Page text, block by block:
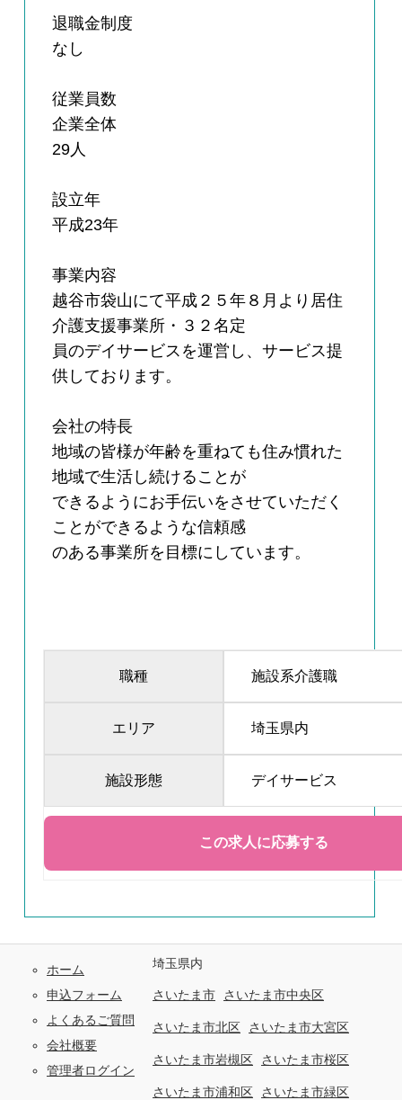
退職金制度
なし
従業員数
企業全体
29人
設立年
平成23年
事業内容
越谷市袋山にて平成２５年８月より居住
介護支援事業所・３２名定
員のデイサービスを運営し、サービス提
供しております。
会社の特長
地域の皆様が年齢を重ねても住み慣れた
地域で生活し続けることが
できるようにお手伝いをさせていただく
ことができるような信頼感
のある事業所を目標にしています。
職種 施設系介護職
エリア 埼玉県内
施設形態 デイサービス
ホーム
申込フォーム
よくあるご質問
会社概要
管理者ログイン
埼玉県内
さいたま市 さいたま市中央区
さいたま市北区 さいたま市大宮区
さいたま市岩槻区 さいたま市桜区
さいたま市浦和区 さいたま市緑区